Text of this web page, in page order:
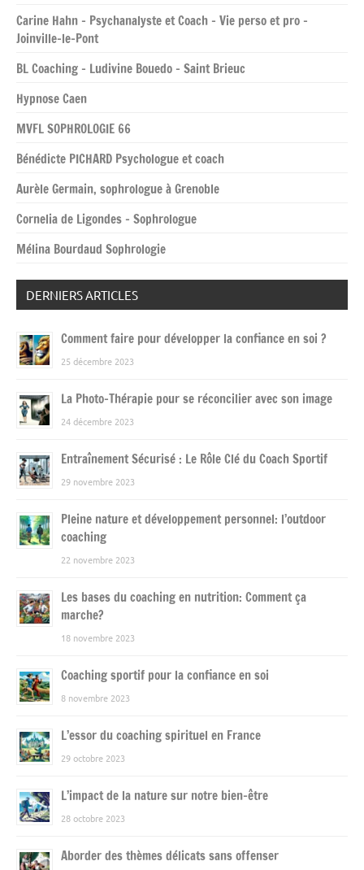
Carine Hahn – Psychanalyste et Coach – Vie perso et pro –
Joinville-le-Pont
BL Coaching – Ludivine Bouedo – Saint Brieuc
Hypnose Caen
MVFL SOPHROLOGIE 66
Bénédicte PICHARD Psychologue et coach
Aurèle Germain, sophrologue à Grenoble
Cornelia de Ligondes – Sophrologue
Mélina Bourdaud Sophrologie
DERNIERS ARTICLES
Comment faire pour développer la confiance en soi ?
25 décembre 2023
La Photo-Thérapie pour se réconcilier avec son image
24 décembre 2023
Entraînement Sécurisé : Le Rôle Clé du Coach Sportif
29 novembre 2023
Pleine nature et développement personnel: l’outdoor
coaching
22 novembre 2023
Les bases du coaching en nutrition: Comment ça
marche?
18 novembre 2023
Coaching sportif pour la confiance en soi
8 novembre 2023
L’essor du coaching spirituel en France
29 octobre 2023
L’impact de la nature sur notre bien-être
28 octobre 2023
Aborder des thèmes délicats sans offenser